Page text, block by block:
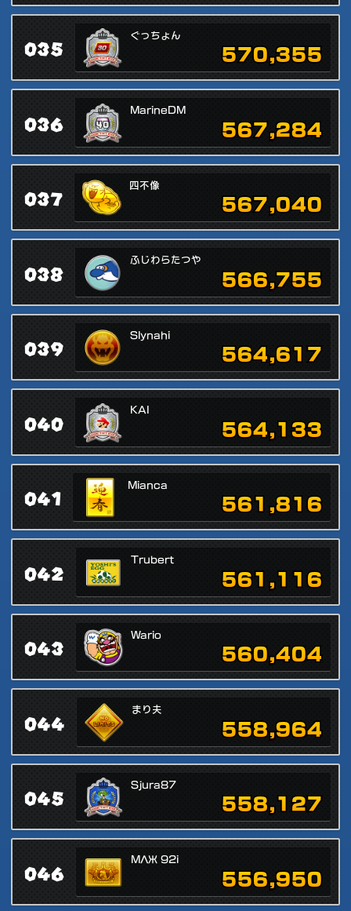
035
ぐっちょん
570,355
036
MarineDM
567,284
037
四不像
567,040
038
ふじわらたつや
566,755
039
Slynahi
564,617
040
KAI
564,133
041
Mianca
561,816
042
Trubert
561,116
043
Wario
560,404
044
まり夫
558,964
045
Sjura87
558,127
046
MΛЖ 92i
556,950